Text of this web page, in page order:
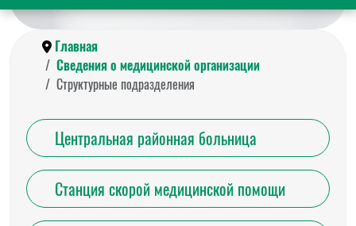
Главная
Сведения о медицинской организации
Структурные подразделения
Центральная районная больница
Станция скорой медицинской помощи